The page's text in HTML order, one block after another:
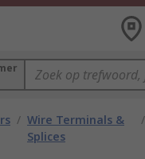
/ Wire Terminals &
Splices
/